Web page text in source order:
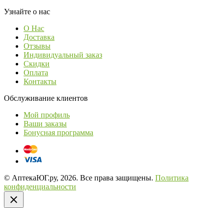
Узнайте о нас
О Нас
Доставка
Отзывы
Индивидуальный заказ
Скидки
Оплата
Контакты
Обслуживание клиентов
Мой профиль
Ваши заказы
Бонусная программа
© АптекаЮГ.ру, 2026. Все права защищены. Политика
конфиденциальности